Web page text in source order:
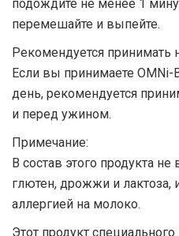
подождите не менее 1
перемешайте и выпейте.
Рекомендуется принимать
Если вы принимаете OMNi-
день, рекомендуется
и перед ужином.
Примечание:
В состав этого продукта
глютен, дрожжи и лактоза,
аллергией на молоко.
Этот продукт